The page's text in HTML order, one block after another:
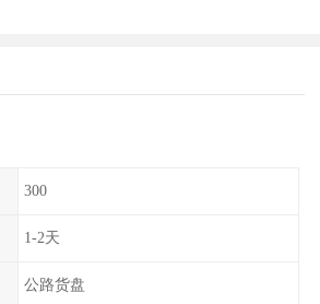
300
1-2天
公路货盘